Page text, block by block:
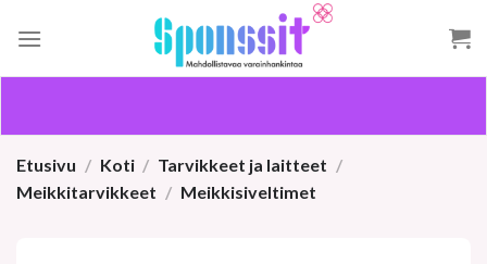
Etusivu / Koti / Tarvikkeet ja laitteet /
Meikkitarvikkeet / Meikkisiveltimet